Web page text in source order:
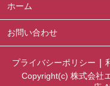
ホーム
お問い合わせ
プライバシーポリシー
Copyright(c) 株式会社